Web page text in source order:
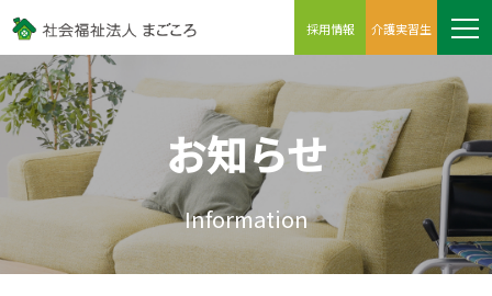
採用情報 介護実習生
お知らせ
Information